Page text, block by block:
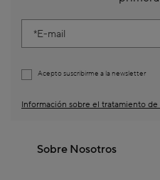
E-mail
Acepto suscribirme a la newsletter
Información sobre el tratamiento de
Sobre Nosotros